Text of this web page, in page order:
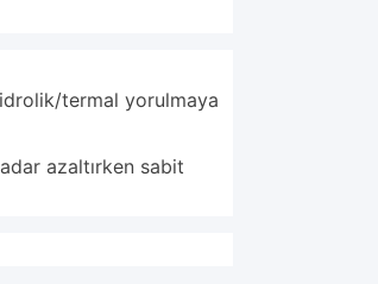
termal yorulmaya
azaltırken sabit